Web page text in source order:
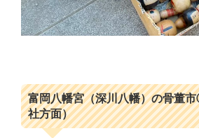
富岡八幡宮（深川八幡）の骨董
社方面）